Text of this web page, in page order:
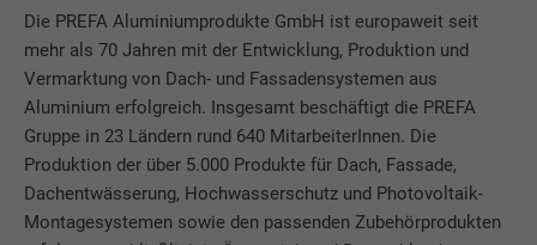
Die PREFA Aluminiumprodukte GmbH ist europaweit seit
mehr als 70 Jahren mit der Entwicklung, Produktion und
Vermarktung von Dach- und Fassadensystemen aus
Aluminium erfolgreich. Insgesamt beschäftigt die PREFA
Gruppe in 23 Ländern rund 640 MitarbeiterInnen. Die
Produktion der über 5.000 Produkte für Dach, Fassade,
Dachentwässerung, Hochwasserschutz und Photovoltaik-
Montagesystemen sowie den passenden Zubehörprodukten